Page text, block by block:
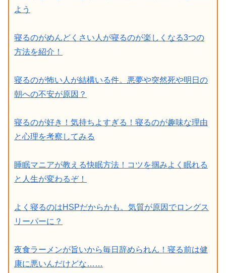
よう
寝るのがめんどくさい人が寝るのが楽しくなる3つの
方法を紹介！
寝るのが怖い人が結構いる件。悪夢や突然死や明日の
朝への不安が原因？
寝るのが好き！気持ちよすぎる！寝るのが趣味な理由
と心理を考察してみる
睡眠マニアが教える快眠方法！コツを掴みよく眠れる
と人生が変わるぞ！
よく寝るのはHSPだからかも。気質が原因でロングス
リーパーに？
夜食ラーメンが旨いから毎日辞められん！寝る前は健
康に悪いんだけどな……